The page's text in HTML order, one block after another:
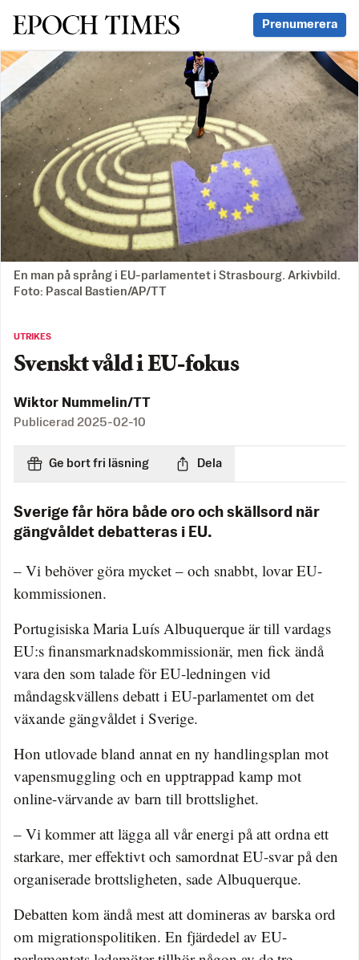
Svenska Epoch Times Prenumerera
En man på språng i EU-parlamentet i Strasbourg. Arkivbild.
Foto: Pascal Bastien/AP/TT
UTRIKES
Svenskt våld i EU-fokus
Wiktor Nummelin/TT
Publicerad 2025-02-10
Ge bort fri läsning Dela
Sverige får höra både oro och skällsord när
gängvåldet debatteras i EU.
– Vi behöver göra mycket – och snabbt, lovar EU-
kommissionen.
Portugisiska Maria Luís Albuquerque är till vardags
EU:s finansmarknadskommissionär, men fick ändå
vara den som talade för EU-ledningen vid
måndagskvällens debatt i EU-parlamentet om det
växande gängvåldet i Sverige.
Hon utlovade bland annat en ny handlingsplan mot
vapensmuggling och en upptrappad kamp mot
online-värvande av barn till brottslighet.
– Vi kommer att lägga all vår energi på att ordna ett
starkare, mer effektivt och samordnat EU-svar på den
organiserade brottsligheten, sade Albuquerque.
Debatten kom ändå mest att domineras av barska ord
om migrationspolitiken. En fjärdedel av EU-